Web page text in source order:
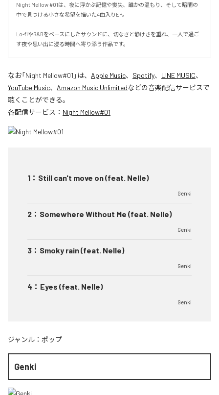
Night Mellow #01は、夜に浮かぶ記憶や喪失、誰かの温もり、そして暗闇の
中で見つける小さな希望を描いた4曲入りEP。
Lo-fiやR&Bをベースにしたサウンドに、切なさと静けさを重ね、一人で過ご
す夜や思い出に浸る時間へ寄り添う作品です。
なお「Night Mellow#01 」は、 Apple Music、 Spotify、 LINE MUSIC、
YouTube Music、 Amazon Music Unlimitedなどの音楽配信サービスで
聴くことができる。
各配信サービス： Night Mellow#01
1 ： Still can't move on (feat. Nelle)
Genki
2 ： Somewhere Without Me (feat. Nelle)
Genki
3 ： Smoky rain (feat. Nelle)
Genki
4 ： Eyes (feat. Nelle)
Genki
ジャンル： ポップ
Genki